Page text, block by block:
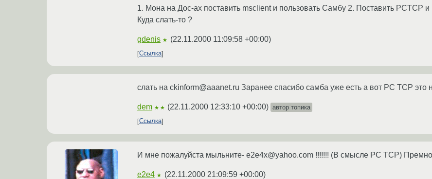
1. Мона на Дос-ах поставить msclient и пользовать Самбу 2. Поставить PCTCP и
Куда слать-то ?
gdenis ★ (22.11.2000 11:09:58 +00:00)
Ссылка
слать на ckinform@aaanet.ru Заранее спасибо самба уже есть а вот PC TCP это
dem ★★ (22.11.2000 12:33:10 +00:00) автор топика
Ссылка
И мне пожалуйста мыльните- e2e4x@yahoo.com !!!!!!! (В смысле PC TCP)
e2e4 ★ (22.11.2000 21:09:59 +00:00)